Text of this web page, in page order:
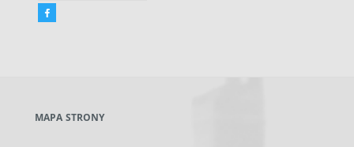
Facebook
karcie
MAPA STRONY